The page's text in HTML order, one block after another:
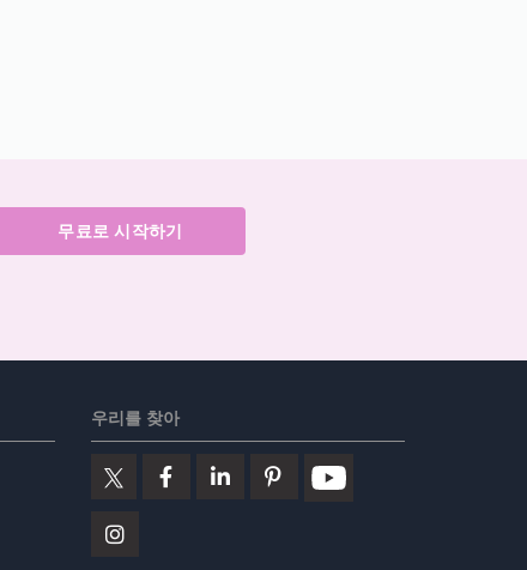
무료로 시작하기
우리를 찾아